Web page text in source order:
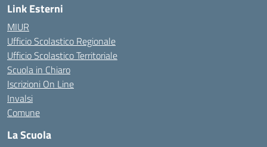
Link Esterni
MIUR
Ufficio Scolastico Regionale
Ufficio Scolastico Territoriale
Scuola in Chiaro
Iscrizioni On Line
Invalsi
Comune
La Scuola